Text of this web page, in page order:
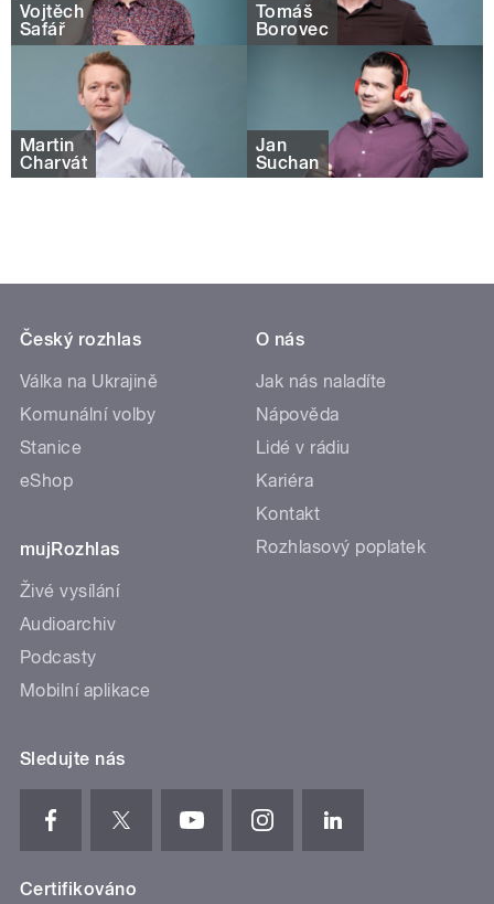
Vojtěch
Šafář
Tomáš
Borovec
Martin
Charvát
Jan
Suchan
Český rozhlas
Válka na Ukrajině
Komunální volby
Stanice
eShop
mujRozhlas
Živé vysílání
Audioarchiv
Podcasty
Mobilní aplikace
O nás
Jak nás naladíte
Nápověda
Lidé v rádiu
Kariéra
Kontakt
Rozhlasový poplatek
Sledujte nás
Certifikováno